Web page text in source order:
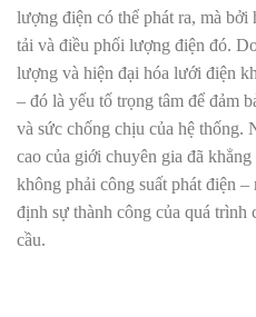
lượng điện có thể phát ra, mà
tải và điều phối lượng điện đó.
lượng và hiện đại hóa lưới điện
– đó là yếu tố trọng tâm để đảm
và sức chống chịu của hệ thống.
cao của giới chuyên gia đã
không phải công suất phát điện
định sự thành công của quá trình
cầu.